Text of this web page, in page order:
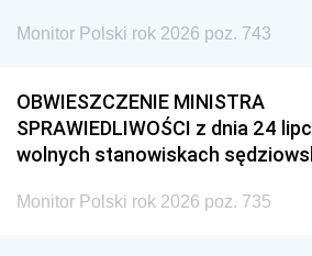
Monitor Polski rok 2026 poz. 743
OBWIESZCZENIE MINISTRA
SPRAWIEDLIWOŚCI z dnia 24
wolnych stanowiskach
Monitor Polski rok 2026 poz. 735